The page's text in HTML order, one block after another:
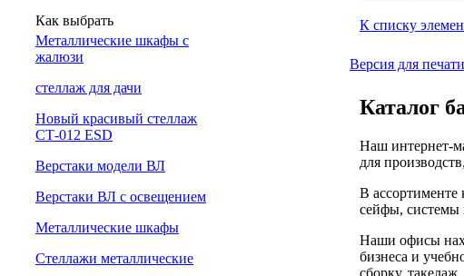
Как выбрать
Металлические шкафы с
жалюзи
cтеллаж для дачи
Новый красивый стеллаж
СТ-012 ESD
Верстаки модели ВЛ
Верстаки ВЛ с освещением
Металлические шкафы
Стеллажи металлические
К списку
Версия для печати
Каталог
Наш интернет-
для
В ассортименте
сейфы, системы
Наши офисы
бизнеса и
сборку,